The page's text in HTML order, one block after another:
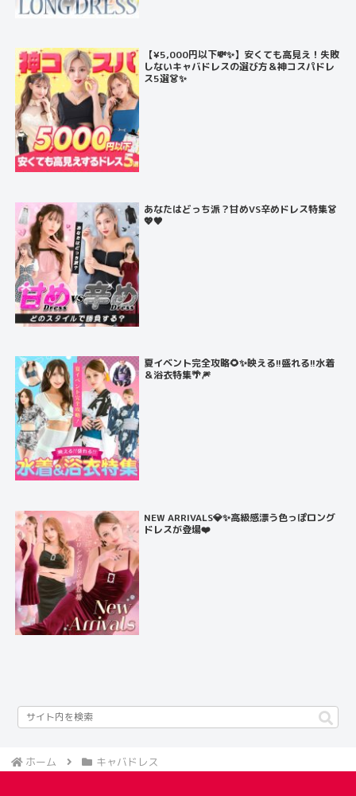
【¥5,000円以下💸✨】安くても高見え！失敗
しないキャバドレスの選び方＆神コスパドレ
ス5選👗✨
あなたはどっち派？甘めVS辛めドレス特集👗
💖🖤
夏イベント完全攻略🌻✨映える!!盛れる!!水着
＆浴衣特集🌴🎆
NEW ARRIVALS💎✨高級感漂う色っぽロング
ドレスが登場❤️
ホーム キャバドレス